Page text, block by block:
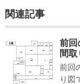
関連記事
前回
間取
前回
り図